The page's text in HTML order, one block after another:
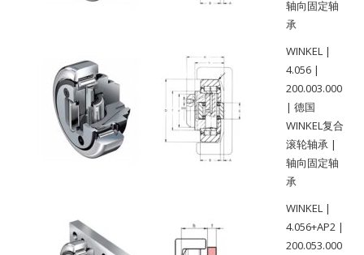
轴向固定轴
承
WINKEL |
4.056 |
200.003.000
| 德国
WINKEL复合
滚轮轴承 |
轴向固定轴
承
WINKEL |
4.056+AP2 |
200.053.000